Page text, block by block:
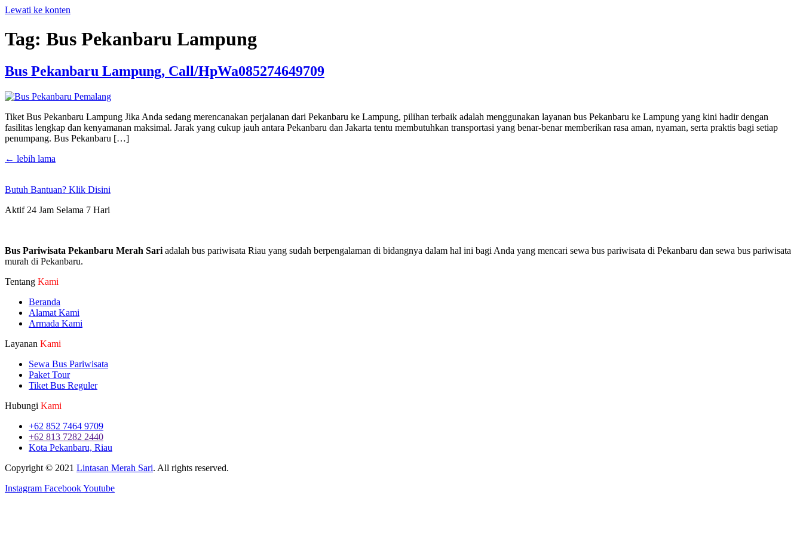
Lewati ke konten
Tag: Bus Pekanbaru Lampung
Bus Pekanbaru Lampung, Call/HpWa085274649709
Tiket Bus Pekanbaru Lampung Jika Anda sedang merencanakan perjalanan dari Pekanbaru ke Lampung, pilihan terbaik adalah menggunakan layanan bus Pekanbaru ke Lampung yang kini hadir dengan
fasilitas lengkap dan kenyamanan maksimal. Jarak yang cukup jauh antara Pekanbaru dan Jakarta tentu membutuhkan transportasi yang benar-benar memberikan rasa aman, nyaman, serta praktis bagi setiap
penumpang. Bus Pekanbaru […]
← lebih lama
Butuh Bantuan? Klik Disini
Aktif 24 Jam Selama 7 Hari
Bus Pariwisata Pekanbaru Merah Sari adalah bus pariwisata Riau yang sudah berpengalaman di bidangnya dalam hal ini bagi Anda yang mencari sewa bus pariwisata di Pekanbaru dan sewa bus pariwisata
murah di Pekanbaru.
Tentang Kami
Beranda
Alamat Kami
Armada Kami
Layanan Kami
Sewa Bus Pariwisata
Paket Tour
Tiket Bus Reguler
Hubungi Kami
+62 852 7464 9709
+62 813 7282 2440
Kota Pekanbaru, Riau
Copyright © 2021 Lintasan Merah Sari. All rights reserved.
Instagram FacebookYoutube